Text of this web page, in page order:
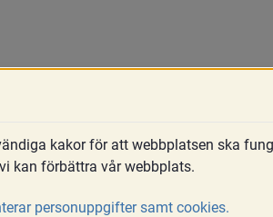
kakor för att webbplatsen ska
kan förbättra vår webbplats.
personuppgifter samt cookies.